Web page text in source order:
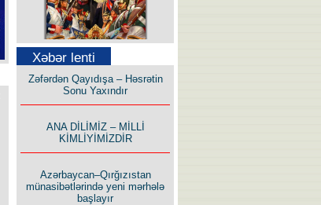
Səfər Alışarlı yazır
Xəbər lenti
Zəfərdən Qayıdışa – Həsrətin
Sonu Yaxındır
ANA DİLİMİZ – MİLLİ
KİMLİYİMİZDİR
Azərbaycan–Qırğızıstan
münasibətlərində yeni mərhələ
başlayır